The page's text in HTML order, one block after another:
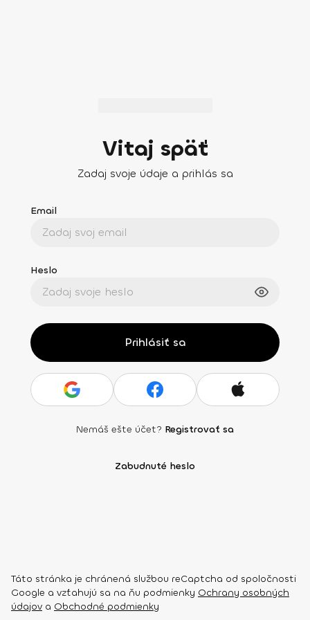
Vitaj späť
Zadaj svoje údaje a prihlás sa
Email
Heslo
Prihlásiť sa
Nemáš ešte účet? Registrovať sa
Zabudnuté heslo
Táto stránka je chránená službou reCaptcha od spoločnosti
Google a vzťahujú sa na ňu podmienky Ochrany osobných
údajov a Obchodné podmienky